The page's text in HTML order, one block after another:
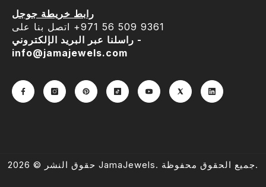
رابط خريطة جوجل
اتصل بنا على ‎+971 56 509 9361
راسلنا عبر البريد الإلكتروني -
info@jamajewels.com
حقوق النشر © 2026 JamaJewels. جميع الحقوق محفوظة.